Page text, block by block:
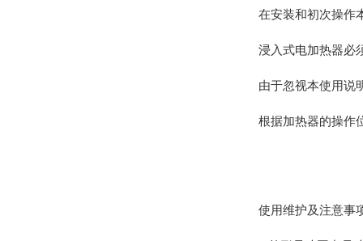
在安装和初次操作
浸入式电加热器必
由于忽视本使用说
根据加热器的操作
使用维护及注意事